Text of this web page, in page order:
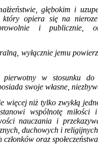
głębokim i
który opiera się na
i pu­blicznie,
wyłącz­nie jemu
pierwotny w sto­sunku do
swoje własne,
więcej niż tylko zwykłą
wspólnotę miłości
na­uczania i
duchowych i
oraz